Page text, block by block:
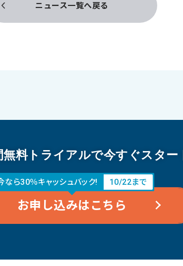
ニュース一覧へ戻る
無料トライアルで今すぐスター
なら30％キャッシュバック! 10/22まで
お申し込みはこちら